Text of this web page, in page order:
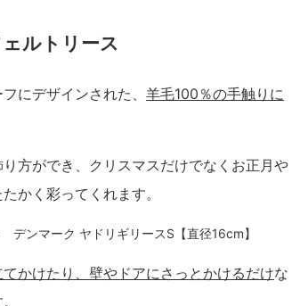
ルトリース
にデザインされた、 羊毛100％の手触りに
方ができ、クリスマスだけでなくお正月や
かく彩ってくれます。
ヤドリギリースS【直径16cm】
かけたり、壁やドアにさっとかけるだけな